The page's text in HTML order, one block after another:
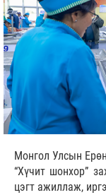
Монгол Улсын
“Хүчит шонхор”
цэгт ажиллаж,